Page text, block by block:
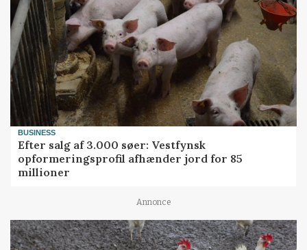
BUSINESS
Efter salg af 3.000 søer: Vestfynsk
opformeringsprofil afhænder jord for 85
millioner
Annonce